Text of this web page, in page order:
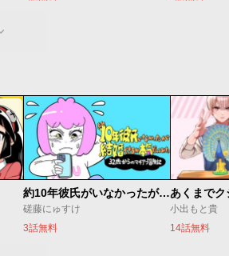
約10年彼氏がいなかったが結婚できるか本気出してみた 32歳からのマチアプ冒険記
磋藤にゅすけ
3話無料
あくまでク
小出もと貴
14話無料